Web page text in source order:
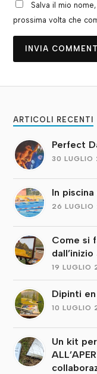
Salva il mio
prossima volta che
ARTICOLI RECENTI
Perfect
30 LUGLIO
In
26
Come si
19 LUGLIO
Dipinti
10 LUGLIO
Un kit per